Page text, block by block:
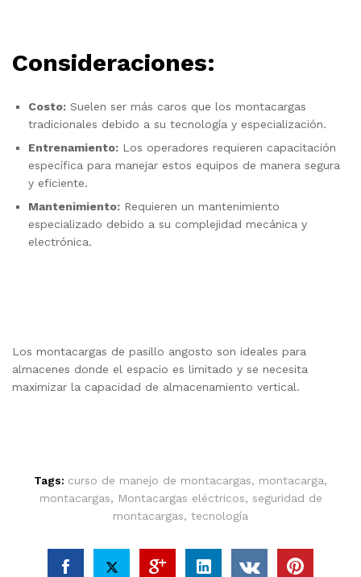
Consideraciones:
Costo: Suelen ser más caros que los montacargas
tradicionales debido a su tecnología y especialización.
Entrenamiento: Los operadores requieren capacitación
específica para manejar estos equipos de manera segura
y eficiente.
Mantenimiento: Requieren un mantenimiento
especializado debido a su complejidad mecánica y
electrónica.
Los montacargas de pasillo angosto son ideales para
almacenes donde el espacio es limitado y se necesita
maximizar la capacidad de almacenamiento vertical.
Tags: curso de manejo de montacargas, montacarga,
montacargas, Montacargas eléctricos, seguridad de
montacargas, tecnología